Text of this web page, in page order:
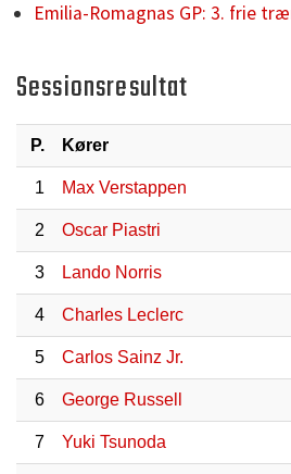
Emilia-Romagnas GP: 3. frie
Sessionsresultat
P. Kører
1 Max Verstappen
2 Oscar Piastri
3 Lando Norris
4 Charles Leclerc
5 Carlos Sainz Jr.
6 George Russell
7 Yuki Tsunoda